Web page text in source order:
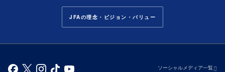
JFAの理念・ビジョン・バリュー
ソーシャルメディア一覧